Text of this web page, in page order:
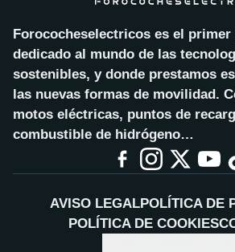
Forococheselectricos es el
dedicado al mundo de las
sostenibles, y donde prestamos
las nuevas formas de movilidad.
motos eléctricas, puntos de
combustible de hidrógeno…
AVISO LEGALPOLÍTICA DE
POLÍTICA DE COOKIES